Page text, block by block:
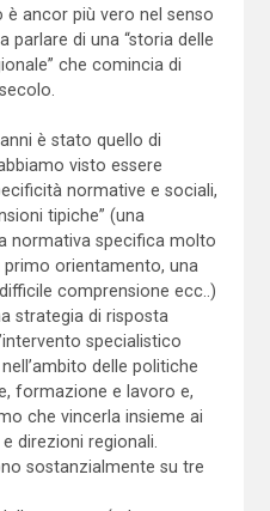
ancor più vero nel senso
di una “storia delle
che comincia di
è stato quello di
visto essere
normative e sociali,
tipiche” (una
normativa specifica molto
orientamento, una
comprensione ecc..)
strategia di risposta
specialistico
delle politiche
formazione e lavoro e,
che vincerla insieme ai
direzioni regionali.
sostanzialmente su tre